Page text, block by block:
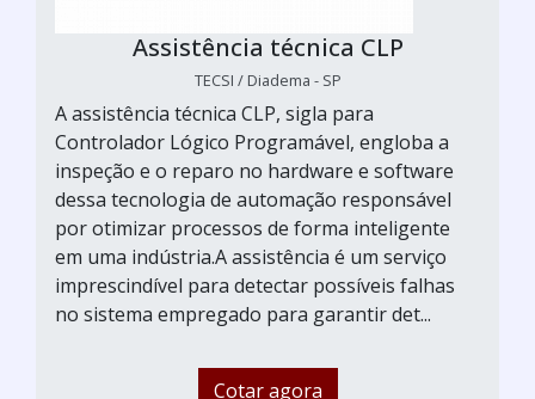
Assistência técnica CLP
TECSI / Diadema - SP
A assistência técnica CLP, sigla para
Controlador Lógico Programável, engloba a
inspeção e o reparo no hardware e software
dessa tecnologia de automação responsável
por otimizar processos de forma inteligente
em uma indústria.A assistência é um serviço
imprescindível para detectar possíveis falhas
no sistema empregado para garantir det...
Cotar agora